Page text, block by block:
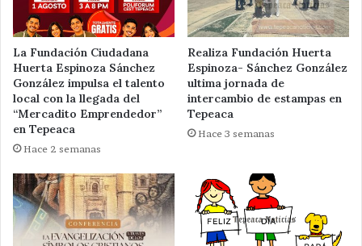
La Fundación Ciudadana
Huerta Espinoza Sánchez
González impulsa el talento
local con la llegada del
“Mercadito Emprendedor”
en Tepeaca
Hace 2 semanas
Realiza Fundación Huerta
Espinoza- Sánchez González
ultima jornada de
intercambio de estampas en
Tepeaca
Hace 3 semanas